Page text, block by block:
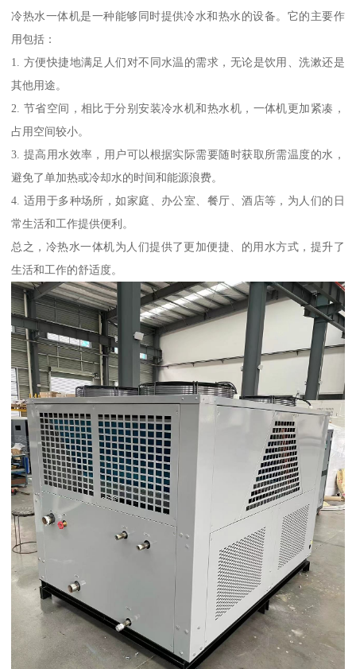
冷热水一体机是一种能够同时提供冷水和热水的设备。它的主要作
用包括：
1. 方便快捷地满足人们对不同水温的需求，无论是饮用、洗漱还是
其他用途。
2. 节省空间，相比于分别安装冷水机和热水机，一体机更加紧凑，
占用空间较小。
3. 提高用水效率，用户可以根据实际需要随时获取所需温度的水，
避免了单加热或冷却水的时间和能源浪费。
4. 适用于多种场所，如家庭、办公室、餐厅、酒店等，为人们的日
常生活和工作提供便利。
总之，冷热水一体机为人们提供了更加便捷、的用水方式，提升了
生活和工作的舒适度。